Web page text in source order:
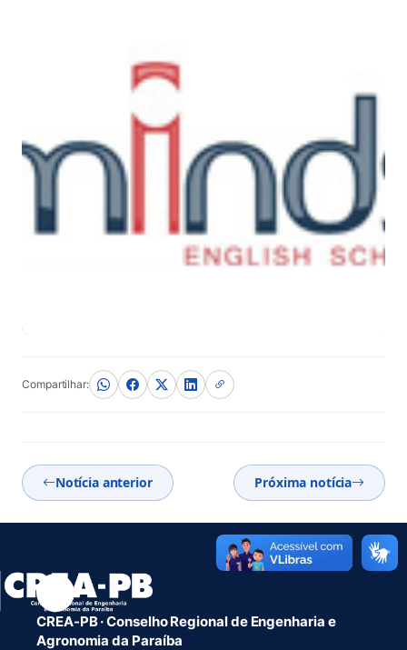
Compartilhar:
Notícia anterior Próxima notícia
CREA-PB · Conselho Regional de Engenharia e
Agronomia da Paraíba